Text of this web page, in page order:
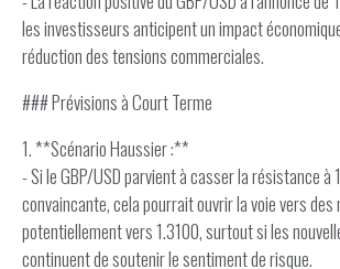
les investisseurs anticipent un impact
réduction des tensions commerciales.
### Prévisions à Court Terme
1. **Scénario Haussier :**
- Si le GBP/USD parvient à casser la résistance à
convaincante, cela pourrait ouvrir la voie vers des
potentiellement vers 1.3100, surtout si les
continuent de soutenir le sentiment de risque.